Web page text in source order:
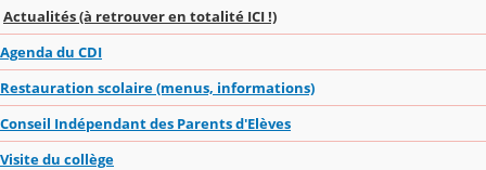
Actualités (à retrouver en totalité ICI !)
Agenda du CDI
Restauration scolaire (menus, informations)
Conseil Indépendant des Parents d'Elèves
Visite du collège